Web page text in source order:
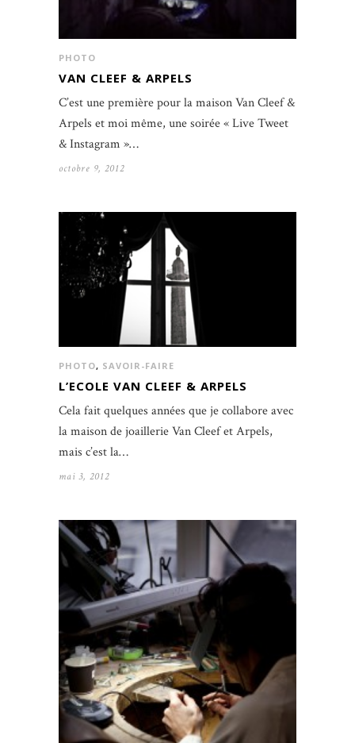
PHOTO
VAN CLEEF & ARPELS
C’est une première pour la maison Van Cleef &
Arpels et moi même, une soirée « Live Tweet
& Instagram »…
octobre 9, 2012
PHOTO, SAVOIR-FAIRE
L’ECOLE VAN CLEEF & ARPELS
Cela fait quelques années que je collabore avec
la maison de joaillerie Van Cleef et Arpels,
mais c’est la…
mai 3, 2012